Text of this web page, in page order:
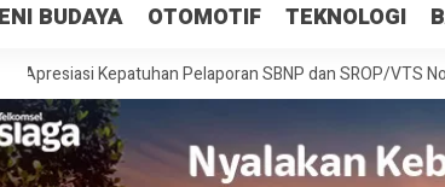
BUDAYA
OTOMOTIF TEKNOLOGI
Kepatuhan Pelaporan SBNP dan SROP/VTS Non-DJPL